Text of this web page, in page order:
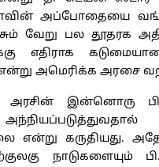
அப்போதையை
வேறு பல தூதரக
எதிராக
அமெரிக்க அரசை
அரசின் இன்னொரு
என்று கருதியது.
நாடுகளையும்